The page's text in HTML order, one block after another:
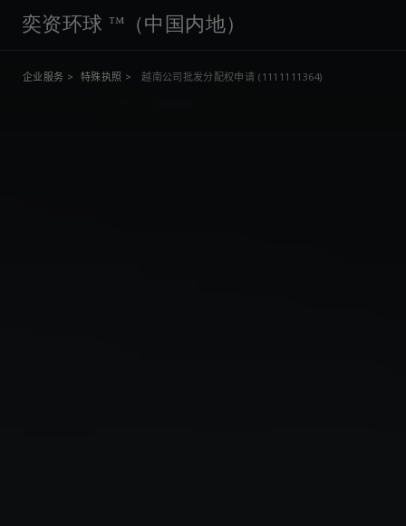
奕资环球 ™（中国内地）
企业服务 > 特殊执照 > 越南公司批发分配权申请 (1111111364)